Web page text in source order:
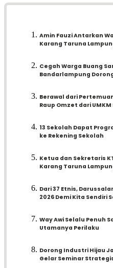
Amin Fauzi Antarkan
Karang Taruna
Cegah Warga Buang
Bandarlampung
Berawal dari
Raup Omzet dari
13 Sekolah Dapat
ke Rekening Sekolah
Ketua dan Sekretaris
Karang Taruna
Dari 37 Etnis,
2026 Demi Kita Sendiri
Way Awi Selalu Penuh
Utamanya Perilaku
Dorong Industri Hijau
Gelar Seminar